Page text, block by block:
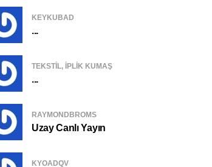
KEYKUBAD
...
TEKSTIL, IPLIK KUMAŞ
...
RAYMONDBROMS
Uzay Canlı Yayın
KYOADQV